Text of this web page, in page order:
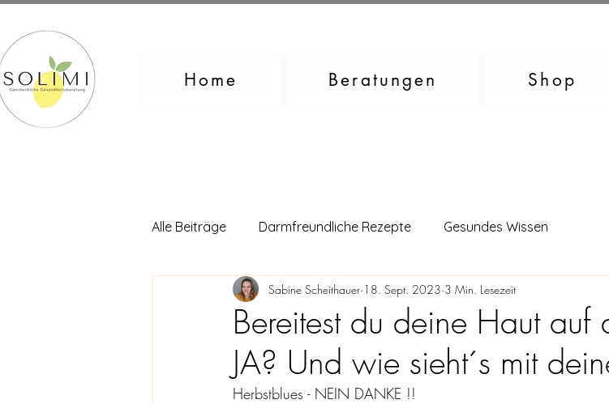
Home Beratungen Shop
Alle Beiträge Darmfreundliche Rezepte Gesundes Wissen
Bereitest du deine Haut auf
JA? Und wie sieht´s mit
Sabine Scheithauer 18. Sept. 2023 3 Min. Lesezeit
Herbstblues - NEIN DANKE !!